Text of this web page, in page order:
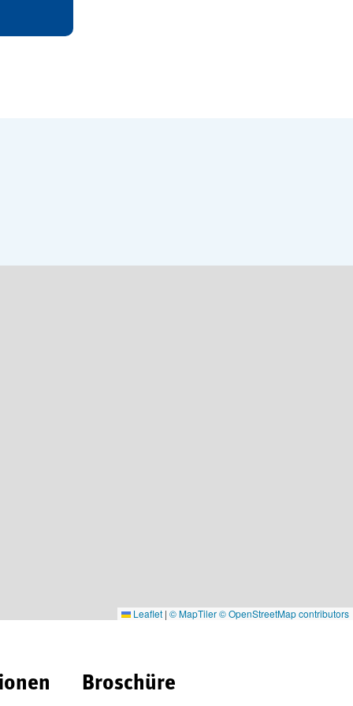
Leaflet | © MapTiler© OpenStreetMap contributors
Broschüre